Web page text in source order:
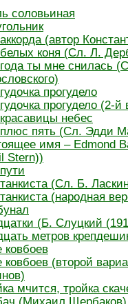
соловьиная
(автор
коня (Сл. Л.
ты мне снилась
прогудело
прогудело (2-й
небес
пять (Сл. Эдди
имя – Edmond
Stern))
(Сл. Б.
(народная
(Б. Слуцкий
метров
ковбоев
ковбоев (второй
мчится, тройка
(Михаил Щербаков)